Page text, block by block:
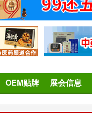
OEM贴牌 展会信息